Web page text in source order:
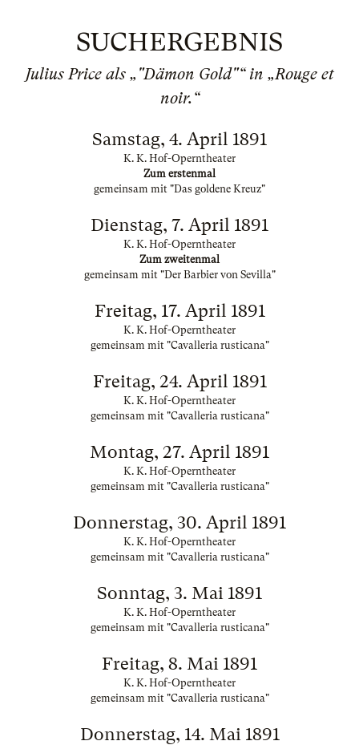
SUCHERGEBNIS
Julius Price als „"Dämon Gold"“ in „Rouge et
noir.“
Samstag, 4. April 1891
K. K. Hof-Operntheater
Zum erstenmal
gemeinsam mit "Das goldene Kreuz"
Dienstag, 7. April 1891
K. K. Hof-Operntheater
Zum zweitenmal
gemeinsam mit "Der Barbier von Sevilla"
Freitag, 17. April 1891
K. K. Hof-Operntheater
gemeinsam mit "Cavalleria rusticana"
Freitag, 24. April 1891
K. K. Hof-Operntheater
gemeinsam mit "Cavalleria rusticana"
Montag, 27. April 1891
K. K. Hof-Operntheater
gemeinsam mit "Cavalleria rusticana"
Donnerstag, 30. April 1891
K. K. Hof-Operntheater
gemeinsam mit "Cavalleria rusticana"
Sonntag, 3. Mai 1891
K. K. Hof-Operntheater
gemeinsam mit "Cavalleria rusticana"
Freitag, 8. Mai 1891
K. K. Hof-Operntheater
gemeinsam mit "Cavalleria rusticana"
Donnerstag, 14. Mai 1891